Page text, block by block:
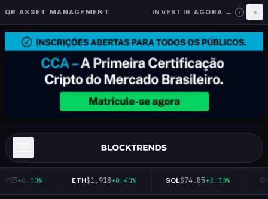
QR ASSET MANAGEMENT INVESTIR AGORA → i ×
+0.50% ETH$1,918+0.40% SOL$74.85+2.30%